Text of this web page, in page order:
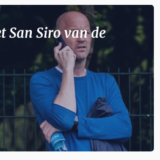
San Siro van de